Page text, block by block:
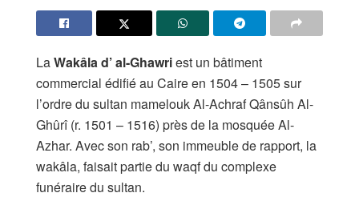
LaWakâlad’ al-Ghawriest un bâtiment
commercial édifié au Caire en 1504 – 1505 sur
l’ordre du sultan mamelouk Al-Achraf Qânsûh Al-
Ghûrî (r. 1501 – 1516) près de la mosquée Al-
Azhar. Avec son rab’, son immeuble de rapport, la
wakâla, faisait partie du waqf du complexe
funéraire du sultan.